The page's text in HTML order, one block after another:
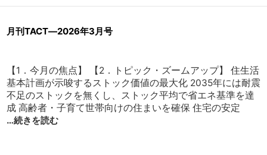
月刊TACT―2026年3月号
【1．今月の焦点】 【2．トピック・ズームアップ】 住生活
基本計画が示唆するストック価値の最大化 2035年には耐震
不足のストックを無くし、ストック平均で省エネ基準を達
成 高齢者・子育て世帯向けの住まいを確保 住宅の安定
…続きを読む